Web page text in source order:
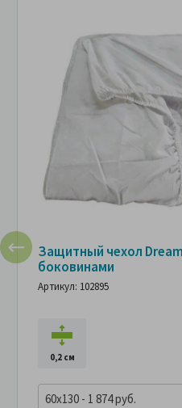
Защитный чехол
боковинами
Артикул: 102895
0,2 см
60x130 - 1 874 руб.